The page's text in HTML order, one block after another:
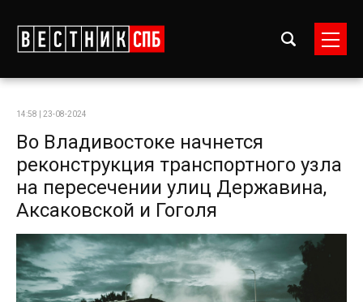
14:58 | 23-08-2024
Во Владивостоке начнется
реконструкция транспортного узла
на пересечении улиц Державина,
Аксаковской и Гоголя